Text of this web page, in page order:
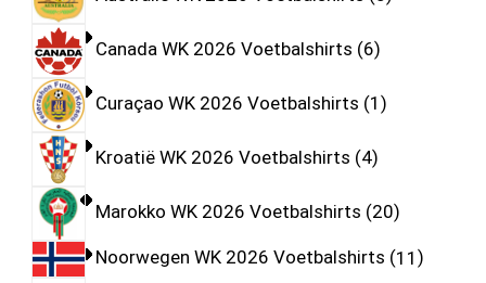
Canada WK 2026 Voetbalshirts 6
Curaçao WK 2026 Voetbalshirts 1
Kroatië WK 2026 Voetbalshirts 4
Marokko WK 2026 Voetbalshirts 20
Noorwegen WK 2026 Voetbalshirts 11